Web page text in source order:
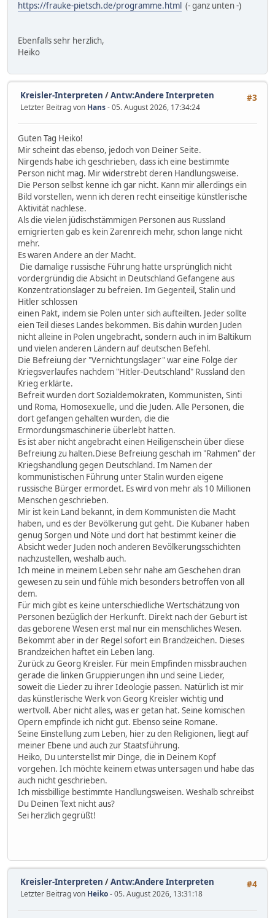
https://frauke-pietsch.de/programme.html (- ganz unten -)
Ebenfalls sehr herzlich,
Heiko
#3
Kreisler-Interpreten /Antw:Andere Interpreten
Letzter Beitrag von Hans- 05. August 2026, 17:34:24
Guten Tag Heiko!
Mir scheint das ebenso, jedoch von Deiner Seite.
Nirgends habe ich geschrieben, dass ich eine bestimmte
Person nicht mag. Mir widerstrebt deren Handlungsweise.
Die Person selbst kenne ich gar nicht. Kann mir allerdings ein
Bild vorstellen, wenn ich deren recht einseitige künstlerische
Aktivität nachlese.
Als die vielen jüdischstämmigen Personen aus Russland
emigrierten gab es kein Zarenreich mehr, schon lange nicht
mehr.
Es waren Andere an der Macht.
Die damalige russische Führung hatte ursprünglich nicht
vordergründig die Absicht in Deutschland Gefangene aus
Konzentrationslager zu befreien. Im Gegenteil, Stalin und
Hitler schlossen
einen Pakt, indem sie Polen unter sich aufteilten. Jeder sollte
eien Teil dieses Landes bekommen. Bis dahin wurden Juden
nicht alleine in Polen ungebracht, sondern auch in im Baltikum
und vielen anderen Ländern auf deutschen Befehl.
Die Befreiung der "Vernichtungslager" war eine Folge der
Kriegsverlaufes nachdem "Hitler-Deutschland" Russland den
Krieg erklärte.
Befreit wurden dort Sozialdemokraten, Kommunisten, Sinti
und Roma, Homosexuelle, und die Juden. Alle Personen, die
dort gefangen gehalten wurden, die die
Ermordungsmaschinerie überlebt hatten.
Es ist aber nicht angebracht einen Heiligenschein über diese
Befreiung zu halten.Diese Befreiung geschah im "Rahmen" der
Kriegshandlung gegen Deutschland. Im Namen der
kommunistischen Führung unter Stalin wurden eigene
russische Bürger ermordet. Es wird von mehr als 10 Millionen
Menschen geschrieben.
Mir ist kein Land bekannt, in dem Kommunisten die Macht
haben, und es der Bevölkerung gut geht. Die Kubaner haben
genug Sorgen und Nöte und dort hat bestimmt keiner die
Absicht weder Juden noch anderen Bevölkerungsschichten
nachzustellen, weshalb auch.
Ich meine in meinem Leben sehr nahe am Geschehen dran
gewesen zu sein und fühle mich besonders betroffen von all
dem.
Für mich gibt es keine unterschiedliche Wertschätzung von
Personen bezüglich der Herkunft. Direkt nach der Geburt ist
das geborene Wesen erst mal nur ein menschliches Wesen.
Bekommt aber in der Regel sofort ein Brandzeichen. Dieses
Brandzeichen haftet ein Leben lang.
Zurück zu Georg Kreisler. Für mein Empfinden missbrauchen
gerade die linken Gruppierungen ihn und seine Lieder,
soweit die Lieder zu ihrer Ideologie passen. Natürlich ist mir
das künstlerische Werk von Georg Kreisler wichtig und
wertvoll. Aber nicht alles, was er getan hat. Seine komischen
Opern empfinde ich nicht gut. Ebenso seine Romane.
Seine Einstellung zum Leben, hier zu den Religionen, liegt auf
meiner Ebene und auch zur Staatsführung.
Heiko, Du unterstellst mir Dinge, die in Deinem Kopf
vorgehen. Ich möchte keinem etwas untersagen und habe das
auch nicht geschrieben.
Ich missbillige bestimmte Handlungsweisen. Weshalb schreibst
Du Deinen Text nicht aus?
Sei herzlich gegrüßt!
#4
Kreisler-Interpreten /Antw:Andere Interpreten
Letzter Beitrag von Heiko- 05. August 2026, 13:31:18